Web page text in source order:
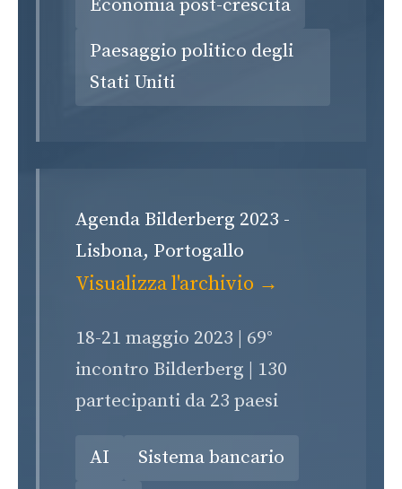
Economia post-crescita
Paesaggio politico degli
Stati Uniti
Agenda Bilderberg 2023 -
Lisbona, Portogallo
Visualizza l'archivio →
18-21 maggio 2023 | 69°
incontro Bilderberg | 130
partecipanti da 23 paesi
AI Sistema bancario